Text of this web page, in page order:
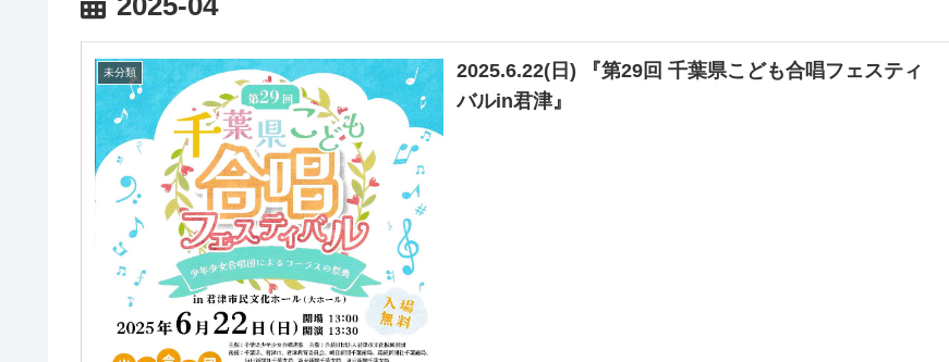
未分類
2025.6.22(日) 『第29回 千葉県こども合唱フェスティ
バルin君津』